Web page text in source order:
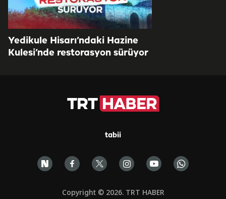
Yedikule Hisarı’ndaki Hazine
Kulesi’nde restorasyon sürüyor
tabii
Copyright © 2026. TRT HABER